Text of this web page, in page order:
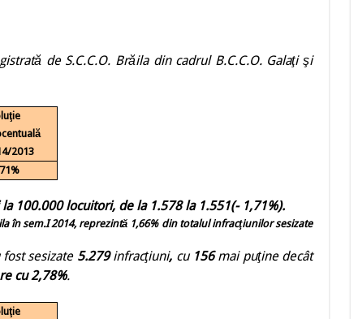
de S.C.C.O. Brăila din cadrul B.C.C.O. Galaţi şi
2013
100.000 locuitori, de la 1.578 la 1.551(- 1,71%).
în sem.I 2014, reprezintă 1,66% din totalul infracţiunilor sesizate
fost sesizate5.279infracţiuni, cu156mai puţine decât
cu 2,78%.